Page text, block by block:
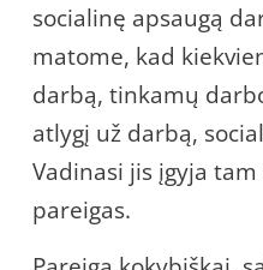
socialinę apsaugą
matome, kad
darbą, tinkamų
atlygį už darbą,
Vadinasi jis įgyja
pareigas.